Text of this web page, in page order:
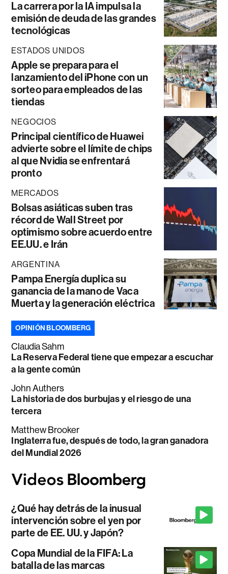
La carrera por la IA impulsa la
emisión de deuda de las grandes
tecnológicas
ESTADOS UNIDOS
Apple se prepara para el
lanzamiento del iPhone con un
sorteo para empleados de las
tiendas
NEGOCIOS
Principal científico de Huawei
advierte sobre el límite de chips
al que Nvidia se enfrentará
pronto
MERCADOS
Bolsas asiáticas suben tras
récord de Wall Street por
optimismo sobre acuerdo entre
EE.UU. e Irán
ARGENTINA
Pampa Energía duplica su
ganancia de la mano de Vaca
Muerta y la generación eléctrica
OPINIÓN BLOOMBERG
Claudia Sahm
La Reserva Federal tiene que empezar a escuchar
a la gente común
John Authers
La historia de dos burbujas y el riesgo de una
tercera
Matthew Brooker
Inglaterra fue, después de todo, la gran ganadora
del Mundial 2026
¿Qué hay detrás de la inusual
intervención sobre el yen por
parte de EE. UU. y Japón?
Copa Mundial de la FIFA: La
batalla de las marcas